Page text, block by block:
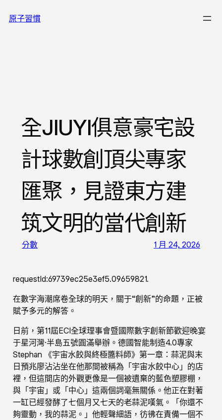
至原子習慣
全JIUYI俱意豪宅設
計球數創頂尖專家
匯聚，見證東方建
筑文明的當代創新
分數 1 月 24, 2026
requestId:69739ec25e3ef5.09659821.
在數字海潮席卷全球的明天，關于“創新”的命題，正被
賦予多元的解答。
日前，第11屆ECI全球理事會暨國際數字創新節歡迎晚宴
于星河灣·半島五號圓滿舉辦。德國智能制造4.0專家
Stephan 《宇宙水餃與終極醬料師》第一章：蒜泥與末
日預兆廖沾沾坐在他那間被稱為「宇宙水餃中心」的店
裡，但這間店的外觀更像是一個被遺棄的藍色塑膠棚，
與「宇宙」或「中心」這兩個詞毫無關係。他正在對著
一缸已經發酵了七個月又七天的老蒜泥嘆氣。「你還不
夠靈動，我的蒜泥。」他輕聲細語，彷彿在責備一個不